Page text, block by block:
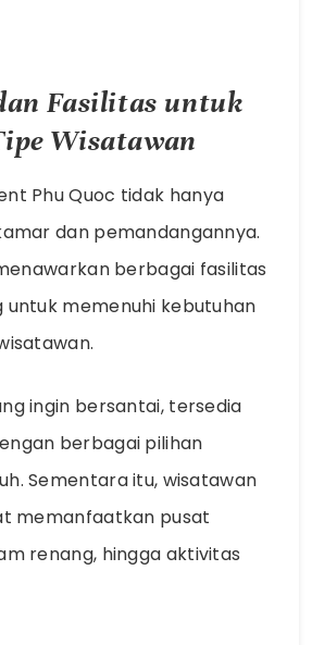
Fasilitas untuk
Wisatawan
Phu Quoc tidak hanya
dan pemandangannya.
berbagai fasilitas
untuk memenuhi kebutuhan
ingin bersantai, tersedia
berbagai pilihan
Sementara itu, wisatawan
memanfaatkan pusat
renang, hingga aktivitas